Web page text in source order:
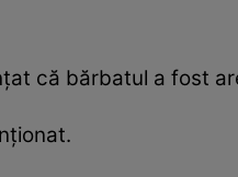
că bărbatul a fost